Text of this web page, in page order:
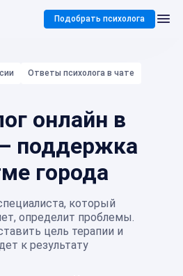
Подобрать психолога
Ответы психолога в чате
онлайн в
поддержка
города
который
определит проблемы.
цель терапии и
к результату